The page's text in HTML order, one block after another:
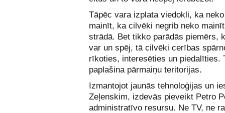
Tāpēc vara izplata viedokli, ka
mainīt, ka cilvēki negrib neko
strādā. Bet tikko parādās piemērs,
var un spēj, tā cilvēki cerības
rīkoties, interesēties un piedalīties.
paplašina pārmaiņu teritorijas.
Izmantojot jaunās tehnoloģijas un
Zeļenskim, izdevās pieveikt Petro
administratīvo resursu. Ne TV, ne